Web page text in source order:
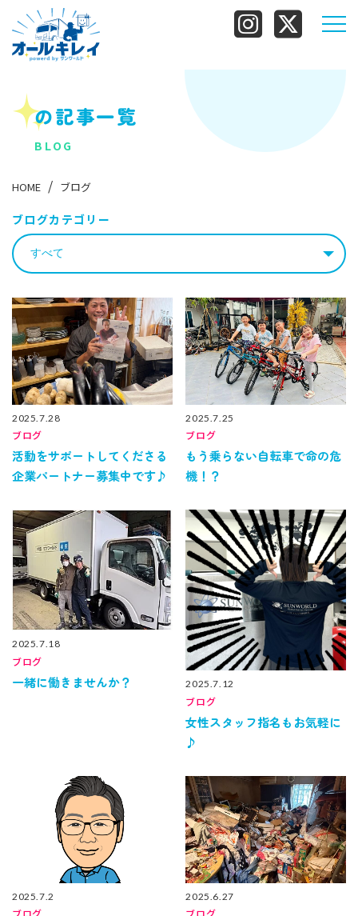
の記事一覧
BLOG
HOME ブログ
ブログカテゴリー
2025.7.28
ブログ
活動をサポートしてくださる
企業パートナー募集中です♪
2025.7.25
ブログ
もう乗らない自転車で命の危
機！？
2025.7.18
ブログ
一緒に働きませんか？ 2025.7.12
ブログ
女性スタッフ指名もお気軽に
♪
2025.7.2
ブログ
2025.6.27
ブログ